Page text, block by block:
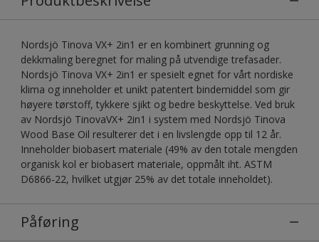
Nordsjö Tinova VX+ 2in1 er en kombinert grunning og
dekkmaling beregnet for maling på utvendige trefasader.
Nordsjö Tinova VX+ 2in1 er spesielt egnet for vårt nordiske
klima og inneholder et unikt patentert bindemiddel som gir
høyere tørstoff, tykkere sjikt og bedre beskyttelse. Ved bruk
av Nordsjö TinovaVX+ 2in1 i system med Nordsjö Tinova
Wood Base Oil resulterer det i en livslengde opp til 12 år.
Inneholder biobasert materiale (49% av den totale mengden
organisk kol er biobasert materiale, oppmålt iht. ASTM
D6866-22, hvilket utgjør 25% av det totale inneholdet).
Påføring